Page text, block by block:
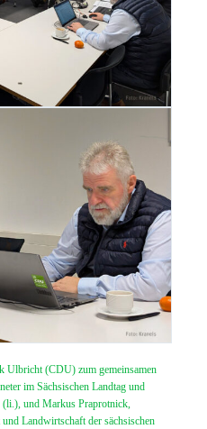
Ulbricht (CDU) zum gemeinsamen
im Sächsischen Landtag und
und Markus Praprotnick,
Landwirtschaft der sächsischen